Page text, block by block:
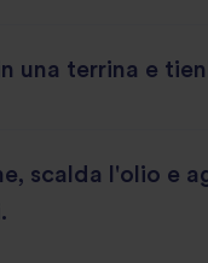
una terrina e
scalda l'olio e